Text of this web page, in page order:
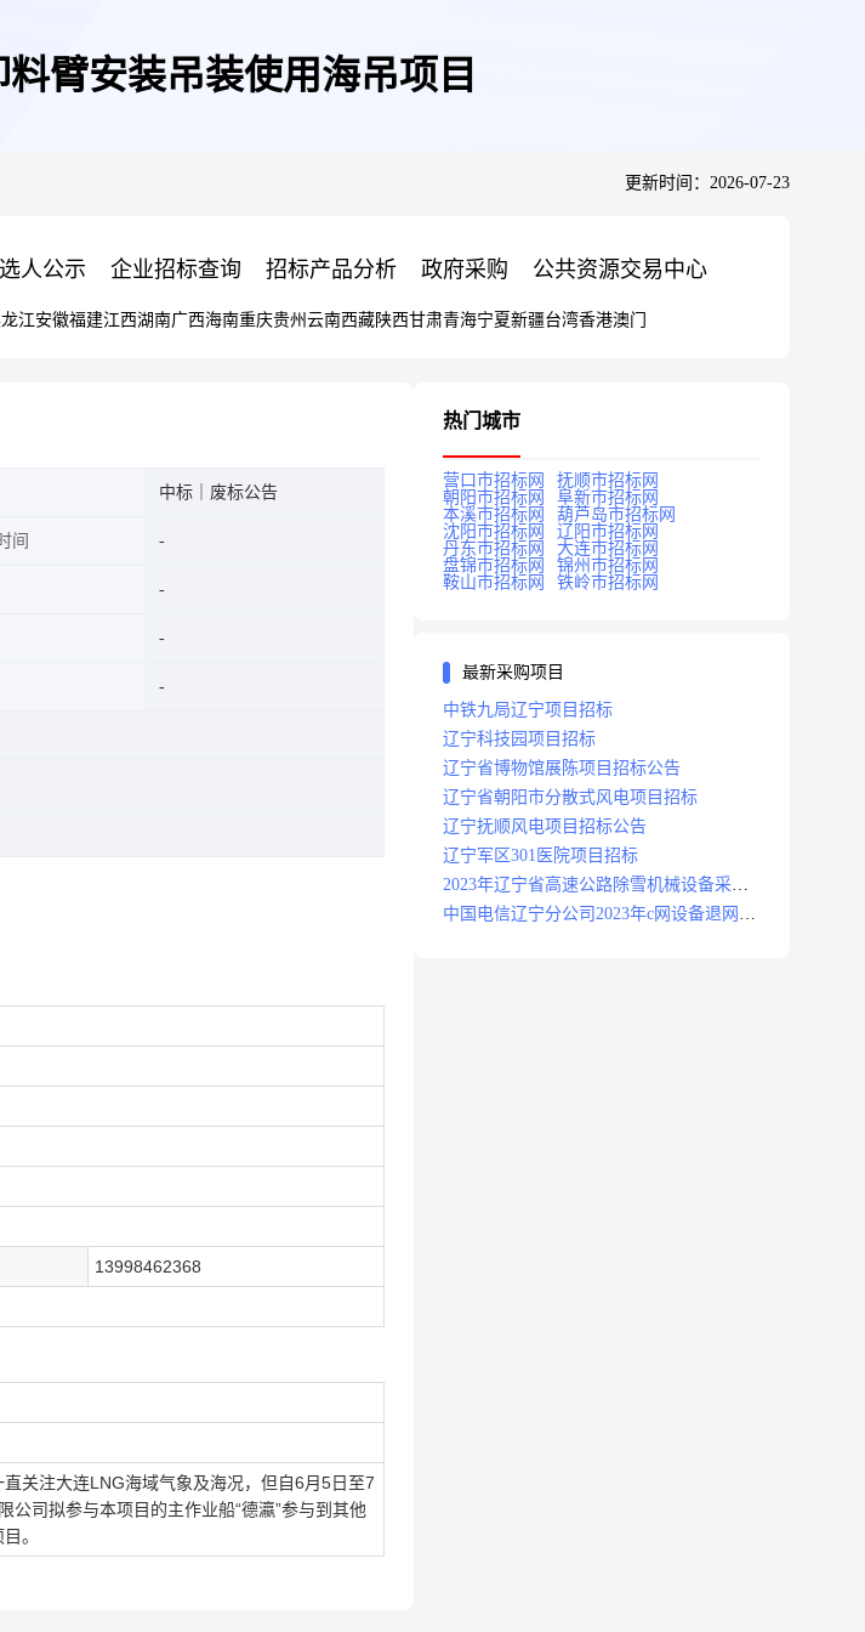
臂安装吊装使用海吊项目
更新时间：2026-07-23
人公示 企业招标查询 招标产品分析 政府采购 公共资源交易中心
江安徽福建江西湖南广西海南重庆贵州 云南西藏陕西甘肃青海宁夏新疆台湾香港澳门
中标｜废标公告
间
13998462368
关注大连LNG海域气象及海况，但自6月5日至7
司拟参与本项目的主作业船“德瀛”参与到其他
。
热门城市
营口市招标网
抚顺市招标网
朝阳市招标网
阜新市招标网
本溪市招标网
葫芦岛市招标网
沈阳市招标网
辽阳市招标网
丹东市招标网
大连市招标网
盘锦市招标网
锦州市招标网
鞍山市招标网
铁岭市招标网
最新采购项目
中铁九局辽宁项目招标
辽宁科技园项目招标
辽宁省博物馆展陈项目招标公告
辽宁省朝阳市分散式风电项目招标
辽宁抚顺风电项目招标公告
辽宁军区301医院项目招标
2023年辽宁省高速公路除雪机械设备采购
项目招标招标公告
中国电信辽宁分公司2023年c网设备退网拆